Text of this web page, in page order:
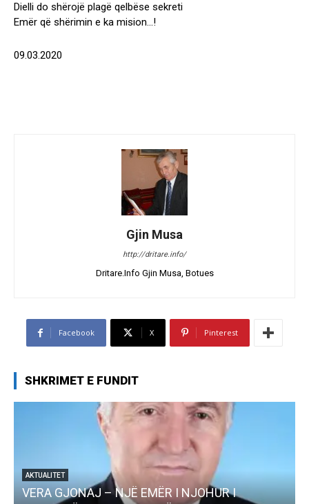
Dielli do shërojë plagë qelbëse sekreti
Emër që shërimin e ka mision…!
09.03.2020
Gjin Musa
http://dritare.info/
Dritare.Info Gjin Musa, Botues
Facebook X Pinterest
SHKRIMET E FUNDIT
I NJOHUR I
AKTUALITET